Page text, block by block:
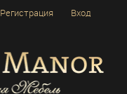
Вход
Регистрация